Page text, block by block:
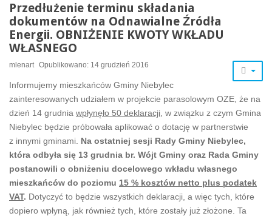
Przedłużenie terminu składania
dokumentów na Odnawialne Źródła
Energii. OBNIŻENIE KWOTY WKŁADU
WŁASNEGO
mlenart Opublikowano: 14 grudzień 2016
Informujemy mieszkańców Gminy Niebylec
zainteresowanych udziałem w projekcie parasolowym OZE, że na
dzień 14 grudnia wpłynęło 50 deklaracji, w związku z czym Gmina
Niebylec będzie próbowała aplikować o dotację w partnerstwie
z innymi gminami. Na ostatniej sesji Rady Gminy Niebylec,
która odbyła się 13 grudnia br. Wójt Gminy oraz Rada Gminy
postanowili o obniżeniu docelowego wkładu własnego
mieszkańców do poziomu 15 % kosztów netto plus podatek
VAT. Dotyczyć to będzie wszystkich deklaracji, a więc tych, które
dopiero wpłyną, jak również tych, które zostały już złożone. Ta